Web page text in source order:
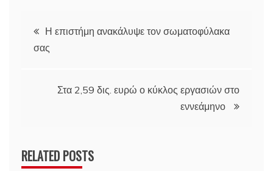
Πλοήγηση
άρθρων
Η επιστήμη ανακάλυψε τον σωματοφύλακα
σας
Στα 2,59 δις. ευρώ ο κύκλος εργασιών στο
εννεάμηνο
RELATED POSTS